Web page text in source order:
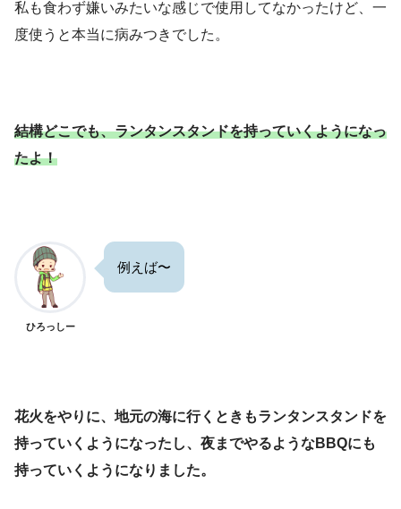
私も食わず嫌いみたいな感じで使用してなかったけど、一
度使うと本当に病みつきでした。
結構どこでも、ランタンスタンドを持っていくようになっ
たよ！
ひろっしー
例えば〜
花火をやりに、地元の海に行くときもランタンスタンドを
持っていくようになったし、夜までやるようなBBQにも
持っていくようになりました。